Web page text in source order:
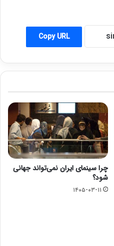
Copy URL
چرا سینمای ایران نمی‌تواند جهانی
شود؟
۱۴۰۵-۰۳-۱۱